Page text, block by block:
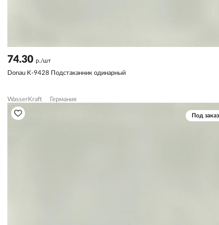
74.30 р./шт
Donau K-9428 Подстаканник одинарный
WasserKraft Германия
Под заказ